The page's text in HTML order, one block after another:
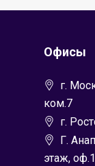
Офисы
г.
ком.7
г.
Г.
этаж,